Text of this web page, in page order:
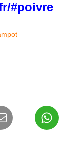
#poivre